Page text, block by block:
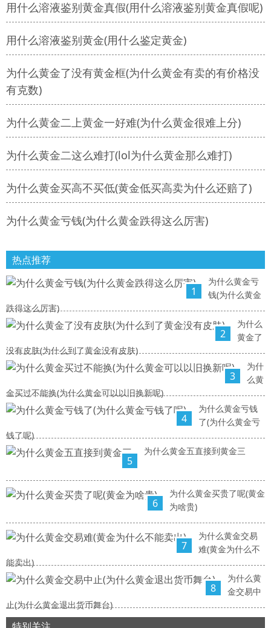
用什么溶液鉴别黄金真假(用什么溶液鉴别黄金真假呢)
用什么溶液鉴别黄金(用什么鉴定黄金)
为什么黄金了没有黄金框(为什么黄金有卖的有价格没
有克数)
为什么黄金二上黄金一好难(为什么黄金很难上分)
为什么黄金二这么难打(lol为什么黄金那么难打)
为什么黄金买高不买低(黄金低买高卖为什么还赔了)
为什么黄金亏钱(为什么黄金跌得这么厉害)
热点推荐
1
为什么黄金亏
钱(为什么黄金
跌得这么厉害)
2
为什么
黄金了
没有皮肤(为什么到了黄金没有皮肤)
3
为什
么黄
金买过不能换(为什么黄金可以以旧换新呢)
4
为什么黄金亏钱
了(为什么黄金亏
钱了呢)
5
为什么黄金五直接到黄金三
6
为什么黄金买贵了呢(黄金
为啥贵)
7
为什么黄金交易
难(黄金为什么不
能卖出)
8
为什么黄
金交易中
止(为什么黄金退出货币舞台)